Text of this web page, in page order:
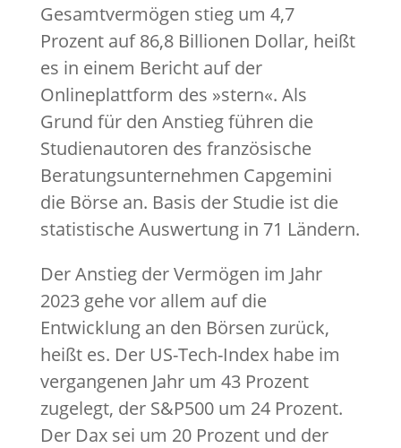
Gesamtvermögen stieg um 4,7
Prozent auf 86,8 Billionen Dollar, heißt
es in einem Bericht auf der
Onlineplattform des »stern«. Als
Grund für den Anstieg führen die
Studienautoren des französische
Beratungsunternehmen Capgemini
die Börse an. Basis der Studie ist die
statistische Auswertung in 71 Ländern.
Der Anstieg der Vermögen im Jahr
2023 gehe vor allem auf die
Entwicklung an den Börsen zurück,
heißt es. Der US-Tech-Index habe im
vergangenen Jahr um 43 Prozent
zugelegt, der S&P500 um 24 Prozent.
Der Dax sei um 20 Prozent und der